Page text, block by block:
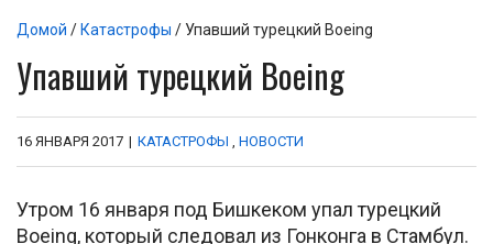
Домой / Катастрофы / Упавший турецкий Boeing
Упавший турецкий Boeing
16 ЯНВАРЯ 2017 | КАТАСТРОФЫ , НОВОСТИ
Утром 16 января под Бишкеком упал турецкий
Boeing, который следовал из Гонконга в Стамбул.